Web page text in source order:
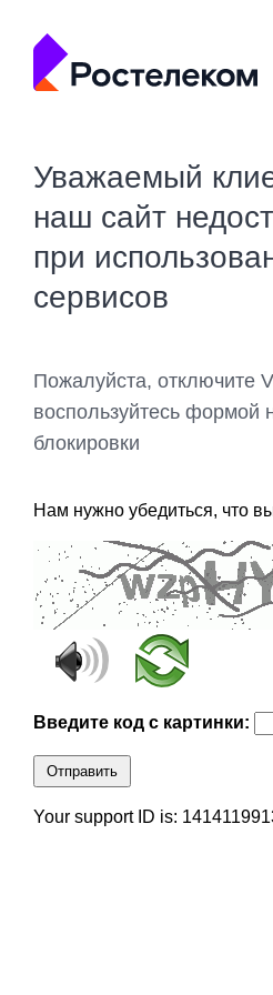
Уважаемый
наш сайт
при
сервисов
Пожалуйста, отключите
воспользуйтесь формой
блокировки
Нам нужно убедиться, что
Введите код с картинки:
Отправить
Your support ID is: